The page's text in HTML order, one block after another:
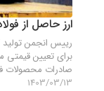
ارز حاصل از
رییس انجمن تولید
برای تعیین قیمتی
صادرات محصولات
1403/03/13